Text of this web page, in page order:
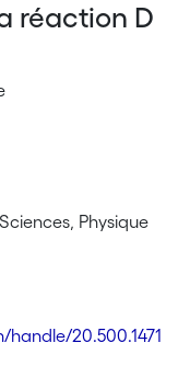
réaction D
Physique
20.500.1471